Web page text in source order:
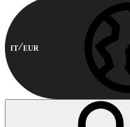
IT EUR